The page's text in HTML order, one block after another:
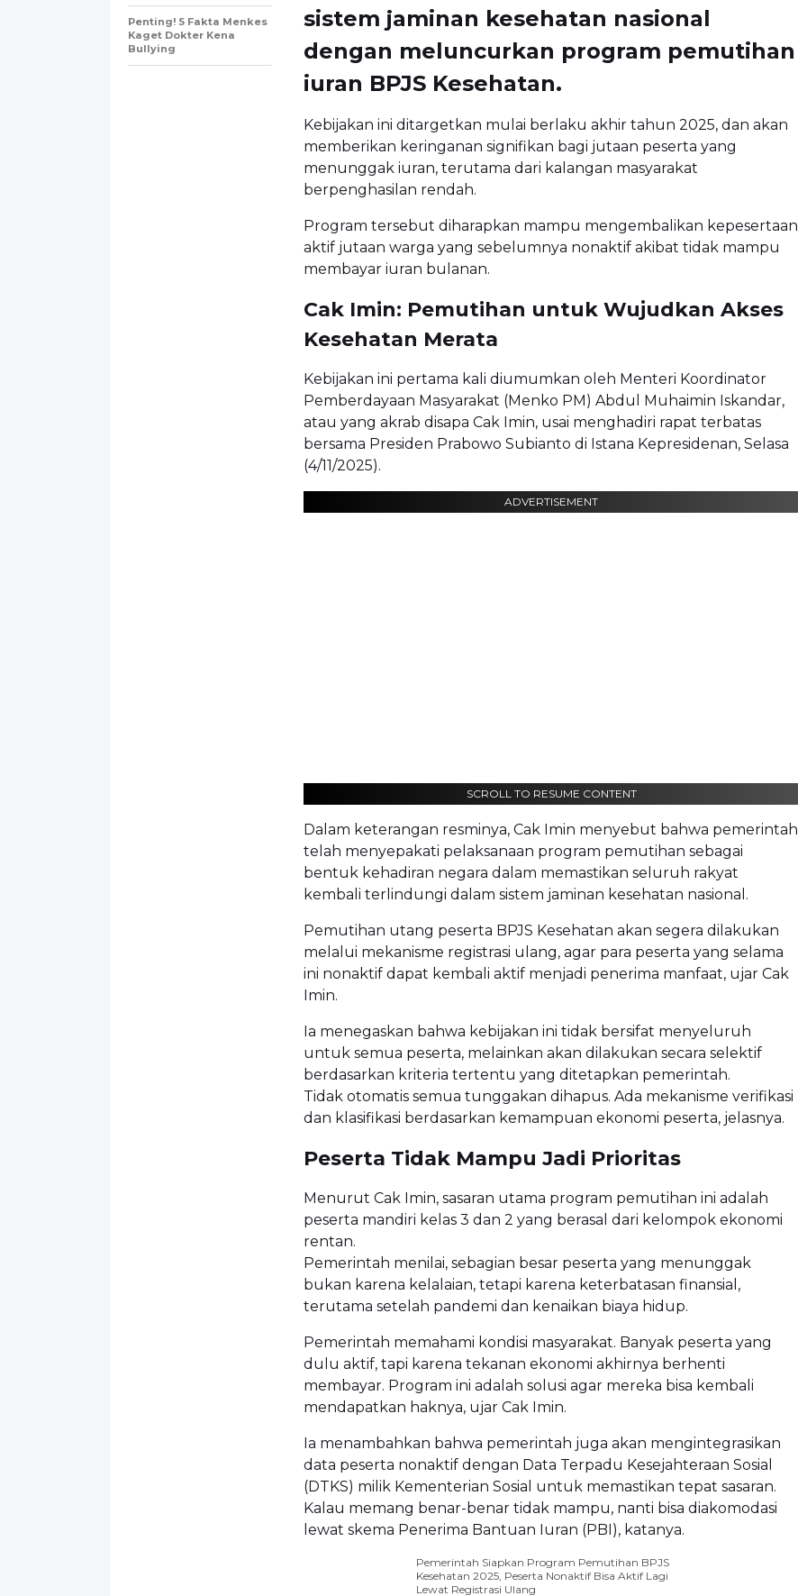
sistem jaminan kesehatan nasional
dengan meluncurkan program pemutihan
iuran BPJS Kesehatan.
Kebijakan ini ditargetkan mulai berlaku akhir tahun 2025, dan akan
memberikan keringanan signifikan bagi jutaan peserta yang
menunggak iuran, terutama dari kalangan masyarakat
berpenghasilan rendah.
Program tersebut diharapkan mampu mengembalikan kepesertaan
aktif jutaan warga yang sebelumnya nonaktif akibat tidak mampu
membayar iuran bulanan.
Cak Imin: Pemutihan untuk Wujudkan Akses
Kesehatan Merata
Kebijakan ini pertama kali diumumkan oleh Menteri Koordinator
Pemberdayaan Masyarakat (Menko PM) Abdul Muhaimin Iskandar,
atau yang akrab disapa Cak Imin, usai menghadiri rapat terbatas
bersama Presiden Prabowo Subianto di Istana Kepresidenan, Selasa
(4/11/2025).
ADVERTISEMENT
SCROLL TO RESUME CONTENT
Dalam keterangan resminya, Cak Imin menyebut bahwa pemerintah
telah menyepakati pelaksanaan program pemutihan sebagai
bentuk kehadiran negara dalam memastikan seluruh rakyat
kembali terlindungi dalam sistem jaminan kesehatan nasional.
Pemutihan utang peserta BPJS Kesehatan akan segera dilakukan
melalui mekanisme registrasi ulang, agar para peserta yang selama
ini nonaktif dapat kembali aktif menjadi penerima manfaat, ujar Cak
Imin.
Ia menegaskan bahwa kebijakan ini tidak bersifat menyeluruh
untuk semua peserta, melainkan akan dilakukan secara selektif
berdasarkan kriteria tertentu yang ditetapkan pemerintah.
Tidak otomatis semua tunggakan dihapus. Ada mekanisme verifikasi
dan klasifikasi berdasarkan kemampuan ekonomi peserta, jelasnya.
Peserta Tidak Mampu Jadi Prioritas
Menurut Cak Imin, sasaran utama program pemutihan ini adalah
peserta mandiri kelas 3 dan 2 yang berasal dari kelompok ekonomi
rentan.
Pemerintah menilai, sebagian besar peserta yang menunggak
bukan karena kelalaian, tetapi karena keterbatasan finansial,
terutama setelah pandemi dan kenaikan biaya hidup.
Pemerintah memahami kondisi masyarakat. Banyak peserta yang
dulu aktif, tapi karena tekanan ekonomi akhirnya berhenti
membayar. Program ini adalah solusi agar mereka bisa kembali
mendapatkan haknya, ujar Cak Imin.
Ia menambahkan bahwa pemerintah juga akan mengintegrasikan
data peserta nonaktif dengan Data Terpadu Kesejahteraan Sosial
(DTKS) milik Kementerian Sosial untuk memastikan tepat sasaran.
Kalau memang benar-benar tidak mampu, nanti bisa diakomodasi
lewat skema Penerima Bantuan Iuran (PBI), katanya.
Pemerintah Siapkan Program Pemutihan BPJS
Kesehatan 2025, Peserta Nonaktif Bisa Aktif Lagi
Lewat Registrasi Ulang
Penting! 5 Fakta Menkes
Kaget Dokter Kena
Bullying